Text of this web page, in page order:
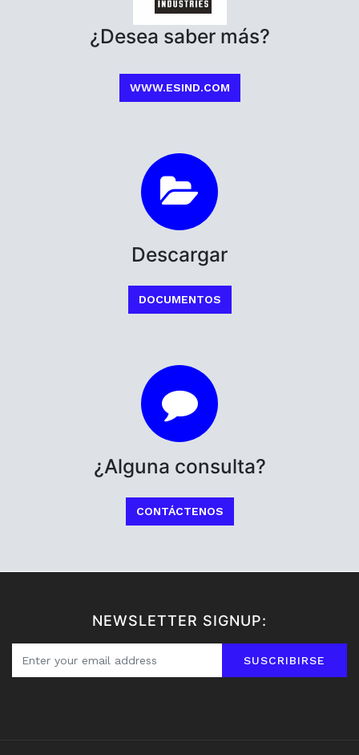
¿Desea saber más?
WWW.ESIND.COM
Descargar
DOCUMENTOS
¿Alguna consulta?
CONTÁCTENOS
NEWSLETTER SIGNUP:
SUSCRIBIRSE